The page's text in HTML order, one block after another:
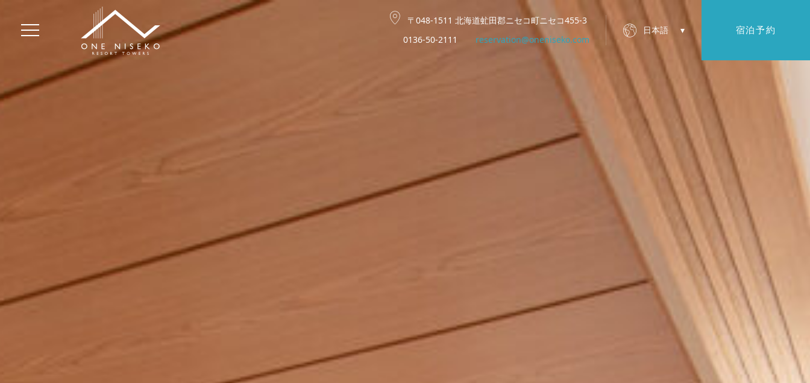
メ
ュ
〒048-1511 北海道虻田郡ニセコ町ニセコ455-3
0136-50-2111
reservation@oneniseko.com
日本語 宿泊予約